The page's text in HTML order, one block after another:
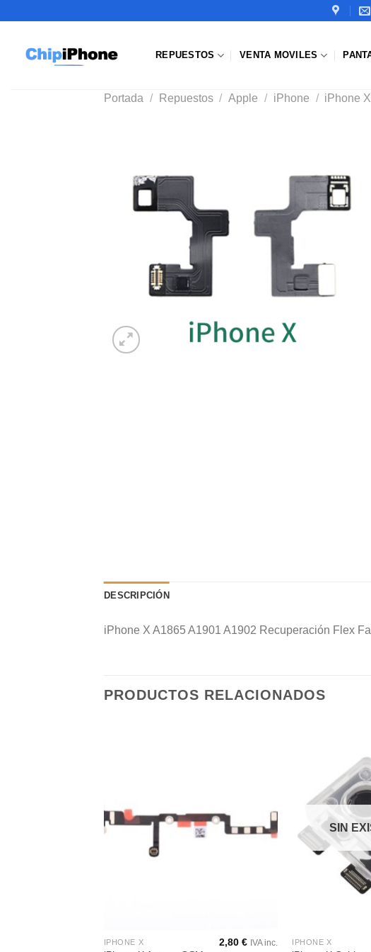
REPUESTOS VENTA MOVILES
Portada / Repuestos / Apple / iPhone / iPhone X
Añadir
lista de
DESCRIPCIÓN
iPhone X A1865 A1901 A1902 Recuperación Flex
PRODUCTOS RELACIONADOS
IPHONE X 2,80€ IVA inc.
SIN
IPHONE X